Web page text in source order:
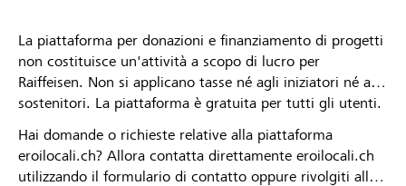
La piattaforma per donazioni e finanziamento di progetti
non costituisce un'attività a scopo di lucro per
Raiffeisen. Non si applicano tasse né agli iniziatori né ai
sostenitori. La piattaforma è gratuita per tutti gli utenti.
Hai domande o richieste relative alla piattaforma
eroilocali.ch? Allora contatta direttamente eroilocali.ch
utilizzando il formulario di contatto oppure rivolgiti alla